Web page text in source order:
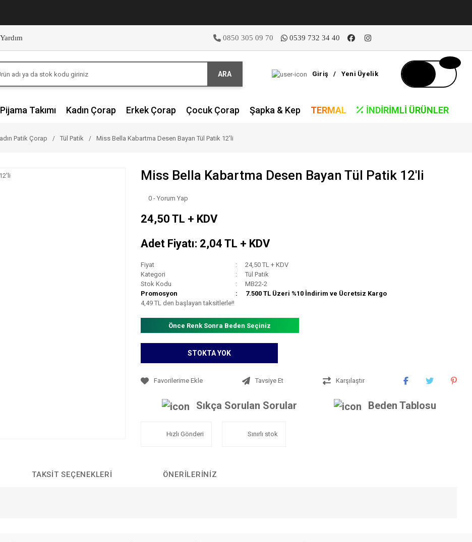
Yardım 0850 305 09 70 0539 732 34 40
ARA Giriş / Yeni Üyelik
Pijama Takımı Kadın Çorap Erkek Çorap Çocuk Çorap Şapka & Kep TERMAL İNDIRIMLI ÜRÜNLER
Patik Çorap Tül Patik Miss Bella Kabartma Desen Bayan Tül Patik 12'li
Miss Bella Kabartma Desen Bayan Tül Patik 12'li
0 - Yorum Yap
24,50 TL + KDV
Adet Fiyatı: 2,04 TL + KDV
Fiyat
24,50 TL + KDV
Kategori
Tül Patik
Stok Kodu
MB22-2
Promosyon
7.500 TL Üzeri %10 İndirim ve Ücretsiz Kargo
4,49 TL den başlayan taksitlerle!!
Önce Renk Sonra Beden Seçiniz
STOKTA YOK
Tavsiye Et Karşılaştır
Sıkça Sorulan Sorular Beden Tablosu
Hızlı Gönderi Sınırlı stok
TAKSIT SEÇENEKLERI ÖNERILERINIZ